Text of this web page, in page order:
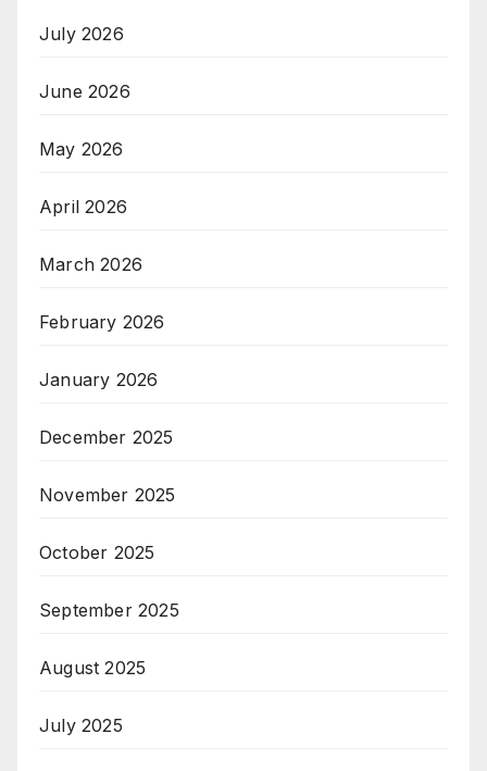
July 2026
June 2026
May 2026
April 2026
March 2026
February 2026
January 2026
December 2025
November 2025
October 2025
September 2025
August 2025
July 2025